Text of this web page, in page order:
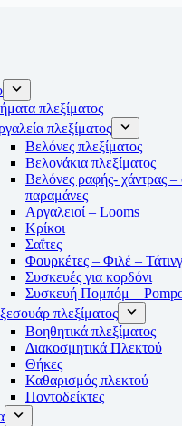
πλεξίματος
πλεξίματος
Βελόνες πλεξίματος
Βελονάκια πλεξίματος
Βελόνες ραφής- χάντρας
παραμάνες
Αργαλειοί – Looms
Κρίκοι
Σαΐτες
Φουρκέτες – Φιλέ –
Συσκευές για κορδόνι
Συσκευή Πομπόμ –
πλεξίματος
Βοηθητικά πλεξίματος
Διακοσμητικά Πλεκτού
Θήκες
Καθαρισμός πλεκτού
Ποντοδείκτες